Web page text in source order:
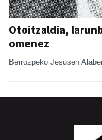
Otoitzaldia,
omenez
Berrozpeko Jesusen